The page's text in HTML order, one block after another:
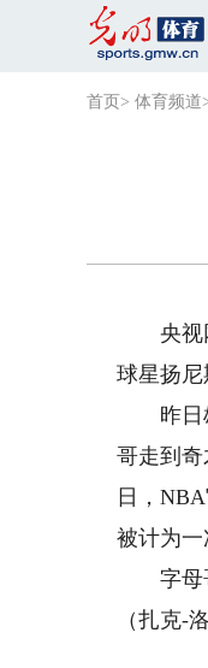
首页 > 体育频道
央视网
球星扬尼
昨日雄
哥走到
日，
被计为一
字母哥
（扎克-